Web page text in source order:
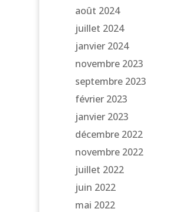
août 2024
juillet 2024
janvier 2024
novembre 2023
septembre 2023
février 2023
janvier 2023
décembre 2022
novembre 2022
juillet 2022
juin 2022
mai 2022